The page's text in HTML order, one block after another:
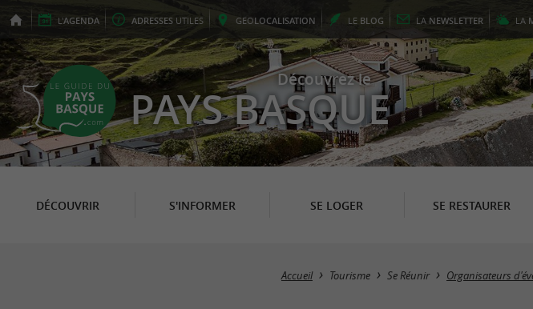
L'AGENDA ADRESSES UTILES GEOLOCALISATION LE BLOG LA NEWSLETTER LA
Découvrez le
PAYS BASQUE
DÉCOUVRIR S'INFORMER SE LOGER SE RESTAURER
Accueil Tourisme Se Réunir Organisateurs